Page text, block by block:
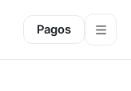
Pagos